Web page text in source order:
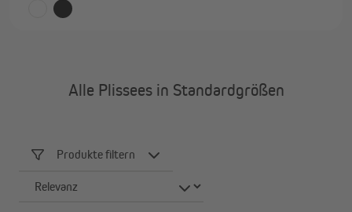
Alle Plissees in Standardgrößen
Produkte filtern